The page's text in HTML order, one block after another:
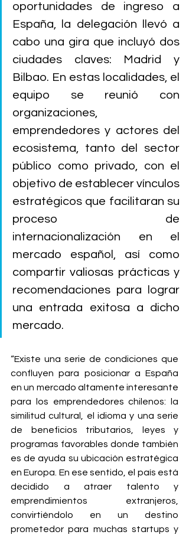
oportunidades de ingreso a
España, la delegación llevó a
cabo una gira que incluyó dos
ciudades claves: Madrid y
Bilbao. En estas localidades, el
equipo se reunió con
organizaciones,
emprendedores y actores del
ecosistema, tanto del sector
público como privado, con el
objetivo de establecer vínculos
estratégicos que facilitaran su
proceso de
internacionalización en el
mercado español, así como
compartir valiosas prácticas y
recomendaciones para lograr
una entrada exitosa a dicho
mercado.
“Existe una serie de condiciones que
confluyen para posicionar a España
en un mercado altamente interesante
para los emprendedores chilenos: la
similitud cultural, el idioma y una serie
de beneficios tributarios, leyes y
programas favorables donde también
es de ayuda su ubicación estratégica
en Europa. En ese sentido, el país está
decidido a atraer talento y
emprendimientos extranjeros,
convirtiéndolo en un destino
prometedor para muchas startups y